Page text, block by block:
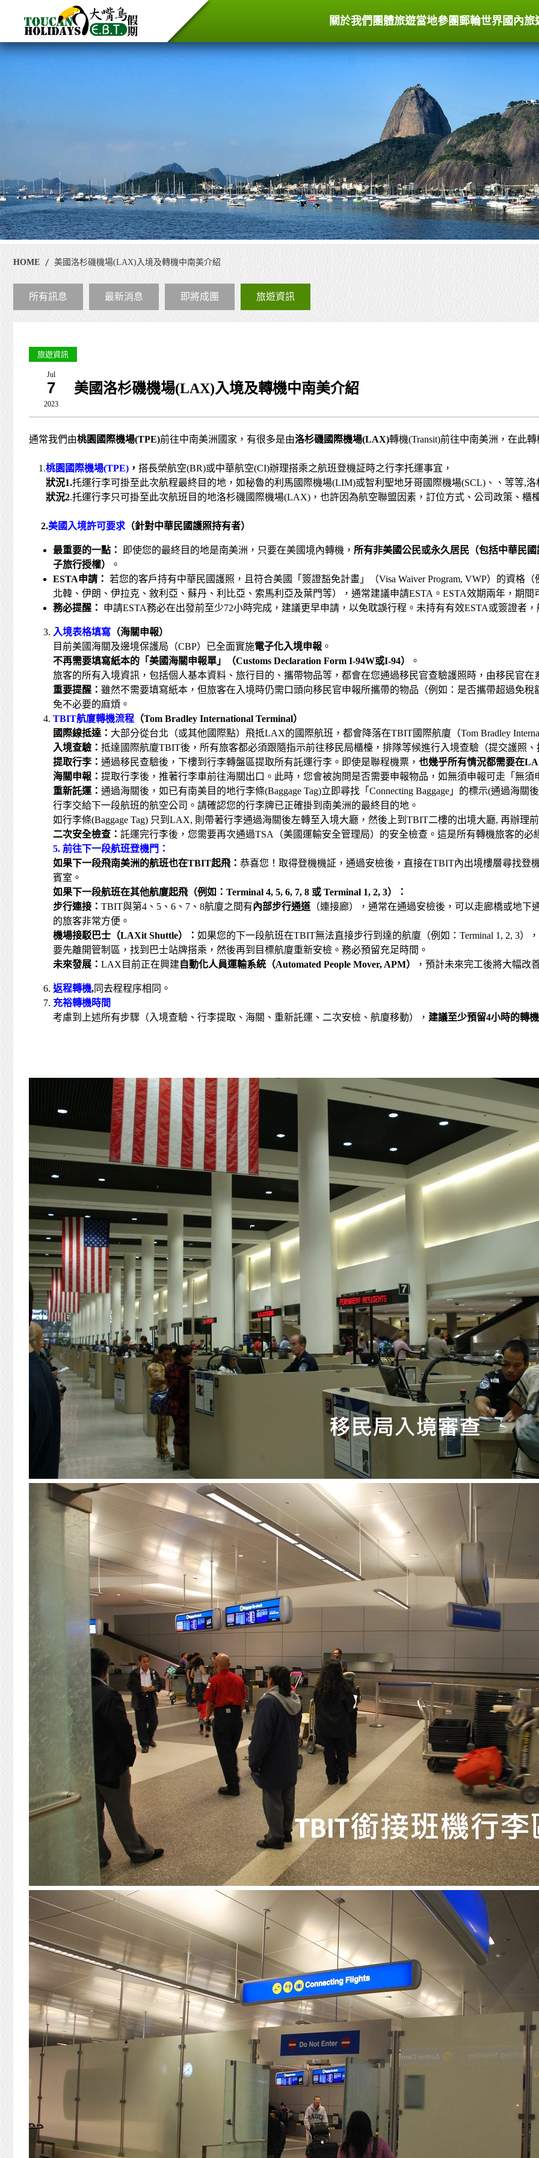
關於我們 團體旅遊當地參團 郵輪世界國內旅
HOME 美國洛杉磯機場(LAX)入境及轉機中南美介紹
所有訊息 最新消息 即將成團 旅遊資訊
旅遊資訊
Jul
7
2023
美國洛杉磯機場(LAX)入境及轉機中南美介紹
通常我們由桃園國際機場(TPE)前往中南美洲國家，有很多是由洛杉磯國際機場(LAX)轉機(Transit)前往中南美洲，在此
1 .桃園國際機場(TPE) ， 搭長榮航空(BR)或中華航空(CI)辦理搭乘之航班登機証時之行李托運事宜，
狀況1.托運行李可掛至此次航程最終目的地，如秘魯的利馬國際機場(LIM)或智利聖地牙哥國際機場(SCL)、、等等,
狀況2.托運行李只可掛至此次航班目的地洛杉磯國際機場(LAX)，也許因為航空聯盟因素，訂位方式、公司政策、櫃
2.美國入境許可要求 （針對中華民國護照持有者）
最重要的一點： 即使您的最終目的地是南美洲，只要在美國境內轉機， 所有非美國公民或永久居民（包括中華民
子旅行授權）
。
ESTA申請： 若您的客戶持有中華民國護照，且符合美國「簽證豁免計畫」（Visa Waiver Program, VWP）的資格
北韓、伊朗、伊拉克、敘利亞、蘇丹、利比亞、索馬利亞及葉門等），通常建議申請ESTA。ESTA效期兩年，期間
務必提醒：
申請ESTA務必在出發前至少72小時完成，建議更早申請，以免耽誤行程。未持有有效ESTA或簽證者
入境表格填寫 （海關申報）
目前美國海關及邊境保護局（CBP）已全面實施電子化入境申報 。
不再需要填寫紙本的「美國海關申報單」（Customs Declaration Form I-94W或I-94）
。
旅客的所有入境資訊，包括個人基本資料、旅行目的、攜帶物品等，都會在您通過移民官查驗護照時，由移民官在
重要提醒： 雖然不需要填寫紙本，但旅客在入境時仍需口頭向移民官申報所攜帶的物品（例如：是否攜帶超過免
免不必要的麻煩。
TBIT航廈轉機流程 （Tom Bradley International Terminal）
國際線抵達： 大部分從台北（或其他國際點）飛抵LAX的國際航班，都會降落在TBIT國際航廈（Tom Bradley
入境查驗： 抵達國際航廈TBIT後，所有旅客都必須跟隨指示前往移民局櫃檯，排隊等候進行入境查驗（提交護照
提取行李： 通過移民查驗後，下樓到行李轉盤區提取所有託運行李。即使是聯程機票， 也幾乎所有情況都需要在
海關申報： 提取行李後，推著行李車前往海關出口。此時，您會被詢問是否需要申報物品，如無須申報可走「無
重新託運： 通過海關後，如已有南美目的地行李條(Baggage Tag)立即尋找「Connecting Baggage」的標示(通過海
行李交給下一段航班的航空公司。請確認您的行李牌已正確掛到南美洲的最終目的地。
如行李條(Baggage Tag) 只到LAX, 則帶著行李通過海關後左轉至入境大廳，然後上到TBIT二樓的出境大廳, 再辦理
二次安全檢查： 託運完行李後，您需要再次通過TSA（美國運輸安全管理局）的安全檢查。這是所有轉機旅客的必
5. 前往下一段航班登機門：
如果下一段飛南美洲的航班也在TBIT起飛： 恭喜您！取得登機機証，通過安檢後，直接在TBIT內出境樓層尋找登
賓室。
如果下一段航班在其他航廈起飛（例如： Terminal 4, 5, 6, 7, 8 或 Terminal 1, 2, 3）：
步行連接： TBIT與第4、5、6、7、8航廈之間有內部步行通道 （連接廊），通常在通過安檢後，可以走廊橋或地
的旅客非常方便。
機場接駁巴士（LAXit Shuttle）： 如果您的下一段航班在TBIT無法直接步行到達的航廈（例如：Terminal 1, 2, 3）
要先離開管制區，找到巴士站牌搭乘，然後再到目標航廈重新安檢。務必預留充足時間。
未來發展： LAX目前正在興建自動化人員運輸系統（Automated People Mover, APM） ，預計未來完工後將大幅改
返程轉機,同去程程序相同。
充裕轉機時間
考慮到上述所有步驟（入境查驗、行李提取、海關、重新託運、二次安檢、航廈移動）， 建議至少預留4小時的轉